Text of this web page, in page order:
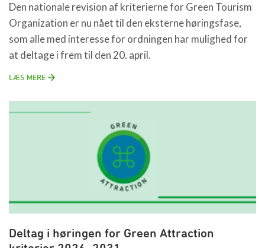
Den nationale revision af kriterierne for Green Tourism
Organization er nu nået til den eksterne høringsfase,
som alle med interesse for ordningen har mulighed for
at deltage i frem til den 20. april.
LÆS MERE
Deltag i høringen for Green Attraction